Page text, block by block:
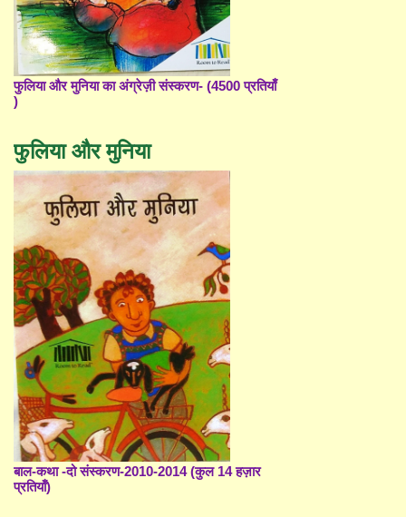
फुलिया और मुनिया का अंग्रेज़ी संस्करण- (4500 प्रतियाँ
)
फुलिया और मुनिया
बाल-कथा -दो संस्करण-2010-2014 (कुल 14 हज़ार
प्रतियाँ)